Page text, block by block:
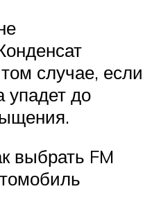
случае, если
упадет до
выбрать FM